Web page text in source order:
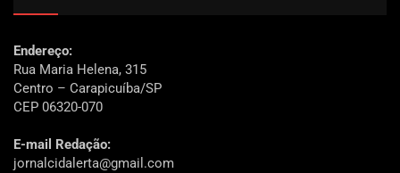
Endereço:
Rua Maria Helena, 315
Centro – Carapicuíba/SP
CEP 06320-070
E-mail Redação:
jornalcidalerta@gmail.com